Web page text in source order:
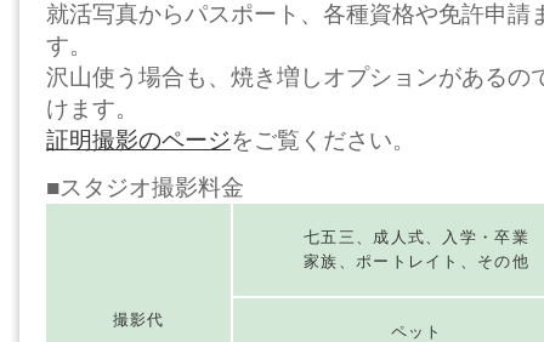
就活写真からパスポート、各種資格や免許申請
す。
沢山使う場合も、焼き増しオプションがあるの
けます。
証明撮影のページをご覧ください。
■スタジオ撮影料金
撮影代
七五三、成人式、入学・卒業
家族、ポートレイト、その他
ペット